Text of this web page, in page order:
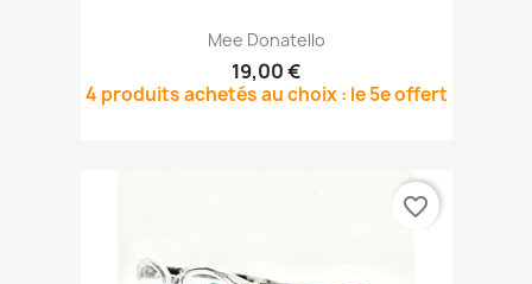
Mee Donatello
19,00 €
4 produits achetés au choix : le 5e offert
favorite_border